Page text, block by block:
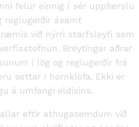
felur einnig í sér uppfærslu
reglugerðir ásamt
við nýrri starfsleyfi sem
Breytingar aðrar
í lög og reglugerðir frá
settar í hornklofa. Ekki er
á umfangi eldisins.
eftir athugasemdum við